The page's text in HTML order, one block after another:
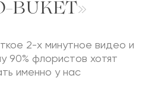
BUKET»
2-х минутное видео и
90% флористов хотят
именно у нас